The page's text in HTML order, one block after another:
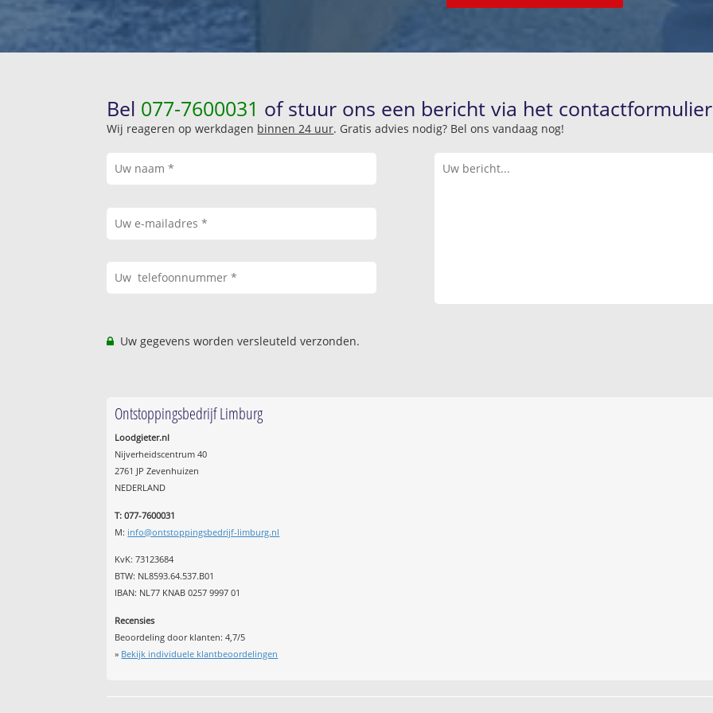
Bel 077-7600031 of stuur ons een bericht via het
Wij reageren op werkdagen binnen 24 uur. Gratis advies nodig? Bel ons vandaag nog!
Uw gegevens worden versleuteld verzonden.
Ontstoppingsbedrijf Limburg
Loodgieter.nl
Nijverheidscentrum 40
2761 JP Zevenhuizen
NEDERLAND
T: 077-7600031
M: info@ontstoppingsbedrijf-limburg.nl
KvK: 73123684
BTW: NL8593.64.537.B01
IBAN: NL77 KNAB 0257 9997 01
Recensies
Beoordeling door klanten:4,7/5
» Bekijk individuele klantbeoordelingen